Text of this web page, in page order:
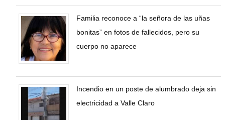
Familia reconoce a “la señora de las uñas
bonitas” en fotos de fallecidos, pero su
cuerpo no aparece
Incendio en un poste de alumbrado deja sin
electricidad a Valle Claro